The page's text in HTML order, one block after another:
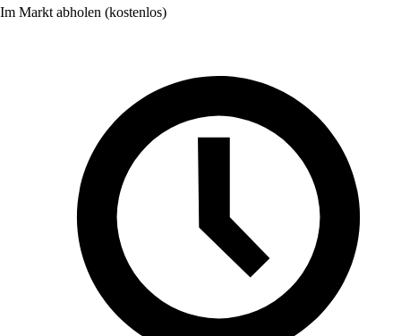
Im Markt abholen (kostenlos)